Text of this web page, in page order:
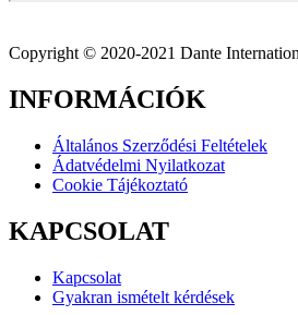
Copyright © 2020-2021 Dante
INFORMÁCIÓK
Általános Szerződési Feltételek
Ádatvédelmi Nyilatkozat
Cookie Tájékoztató
KAPCSOLAT
Kapcsolat
Gyakran ismételt kérdések